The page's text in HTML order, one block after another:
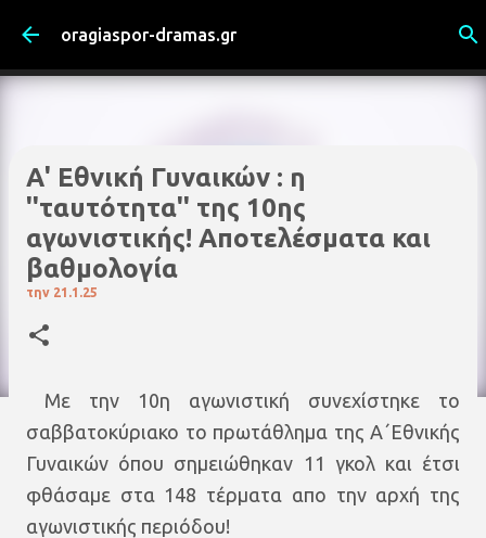
Μετάβαση στο κύριο περιεχόμενο
oragiaspor-dramas.gr
Α' Εθνική Γυναικών : η
''ταυτότητα'' της 10ης
αγωνιστικής! Αποτελέσματα και
βαθμολογία
την 21.1.25
Με την 10η αγωνιστική συνεχίστηκε το
σαββατοκύριακο το πρωτάθλημα της Α΄Εθνικής
Γυναικών όπου σημειώθηκαν 11 γκολ και έτσι
φθάσαμε στα 148 τέρματα απο την αρχή της
αγωνιστικής περιόδου!